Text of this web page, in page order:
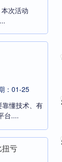
次活动
：01-25
靠懂技术、有
台....
亏